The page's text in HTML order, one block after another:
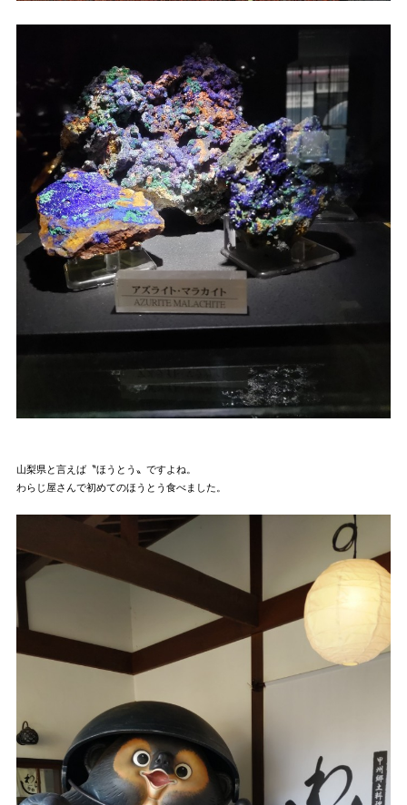
山梨県と言えば〝ほうとう〟ですよね。
わらじ屋さんで初めてのほうとう食べました。